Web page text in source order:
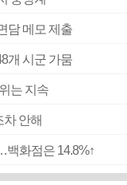
담 메모 제출
개 시군 가뭄
는 지속
안해
백화점은 14.8%↑